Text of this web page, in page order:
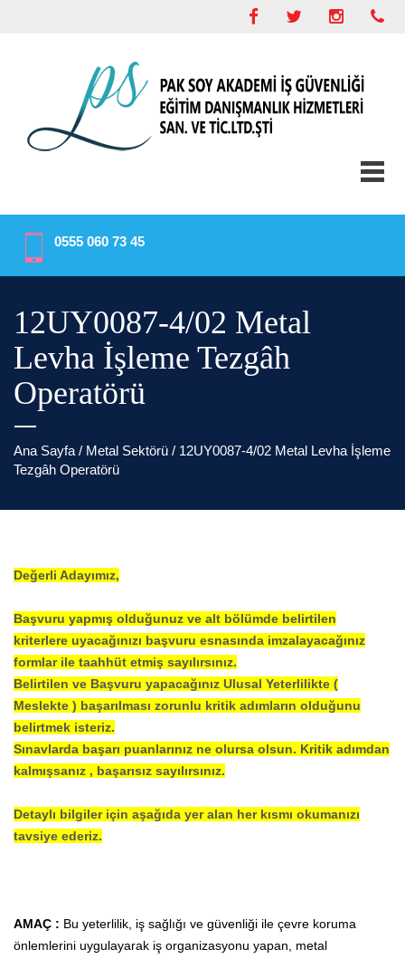
0555 060 73 45
12UY0087-4/02 Metal
Levha İşleme Tezgâh
Operatörü
Ana Sayfa / Metal Sektörü / 12UY0087-4/02 Metal Levha İşleme
Tezgâh Operatörü
Değerli Adayımız,
Başvuru yapmış olduğunuz ve alt bölümde belirtilen
kriterlere uyacağınızı başvuru esnasında imzalayacağınız
formlar ile taahhüt etmiş sayılırsınız.
Belirtilen ve Başvuru yapacağınız Ulusal Yeterlilikte (
Meslekte ) başarılması zorunlu kritik adımların olduğunu
belirtmek isteriz.
Sınavlarda başarı puanlarınız ne olursa olsun. Kritik adımdan
kalmışsanız , başarısız sayılırsınız.
Detaylı bilgiler için aşağıda yer alan her kısmı okumanızı
tavsiye ederiz.
AMAÇ : Bu yeterlilik, iş sağlığı ve güvenliği ile çevre koruma
önlemlerini uygulayarak iş organizasyonu yapan, metal